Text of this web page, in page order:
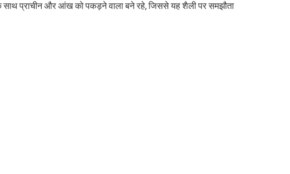
प्राचीन और आंख को पकड़ने वाला बने रहे, जिससे यह शैली पर समझौता